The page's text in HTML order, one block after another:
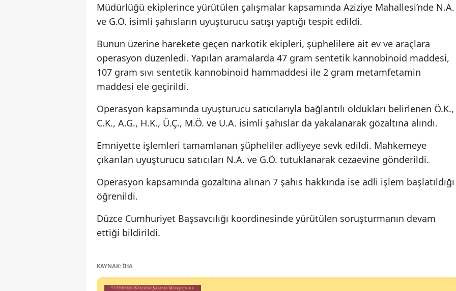
Müdürlüğü ekiplerince yürütülen çalışmalar kapsamında Aziziye Mahallesi’nde N.A.
ve G.Ö. isimli şahısların uyuşturucu satışı yaptığı tespit edildi.
Bunun üzerine harekete geçen narkotik ekipleri, şüphelilere ait ev ve araçlara
operasyon düzenledi. Yapılan aramalarda 47 gram sentetik kannobinoid maddesi,
107 gram sıvı sentetik kannobinoid hammaddesi ile 2 gram metamfetamin
maddesi ele geçirildi.
Operasyon kapsamında uyuşturucu satıcılarıyla bağlantılı oldukları belirlenen Ö.K.,
C.K., A.G., H.K., Ü.Ç., M.Ö. ve U.A. isimli şahıslar da yakalanarak gözaltına alındı.
Emniyette işlemleri tamamlanan şüpheliler adliyeye sevk edildi. Mahkemeye
çıkarılan uyuşturucu satıcıları N.A. ve G.Ö. tutuklanarak cezaevine gönderildi.
Operasyon kapsamında gözaltına alınan 7 şahıs hakkında ise adli işlem başlatıldığı
öğrenildi.
Düzce Cumhuriyet Başsavcılığı koordinesinde yürütülen soruşturmanın devam
ettiği bildirildi.
KAYNAK: İHA